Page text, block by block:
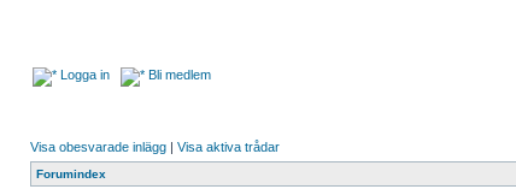
Logga in Bli medlem
Visa obesvarade inlägg | Visa aktiva trådar
Forumindex